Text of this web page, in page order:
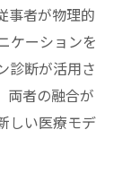
ション強
事者が物理的
ケーションを
診断が活用さ
両者の融合が
しい医療モデ